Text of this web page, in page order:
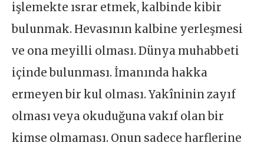
işlemekte ısrar etmek, kalbinde kibir
bulunmak. Hevasının kalbine yerleşmesi
ve ona meyilli olması. Dünya muhabbeti
içinde bulunması. İmanında hakka
ermeyen bir kul olması. Yakîninin zayıf
olması veya okuduğuna vakıf olan bir
kimse olmaması. Onun sadece harflerine